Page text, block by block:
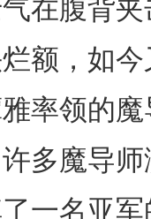
腹背夹
额，如
率领的
多魔导
一名亚